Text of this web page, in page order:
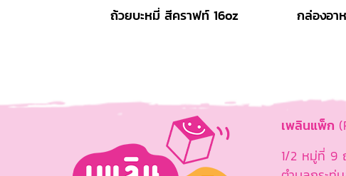
ถ้วยบะหมี่ สีคราฟท์ 16oz
เพลินแพ็ก
1/2 หมู่ที่ 9